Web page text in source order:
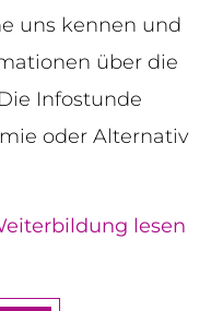
uns kennen und
über die
Infostunde
oder Alternativ
lesen